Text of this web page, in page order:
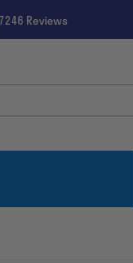
7246 Reviews